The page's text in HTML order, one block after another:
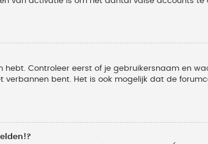
Controleer eerst of je gebruikersnaam en
bent. Het is ook mogelijk dat de